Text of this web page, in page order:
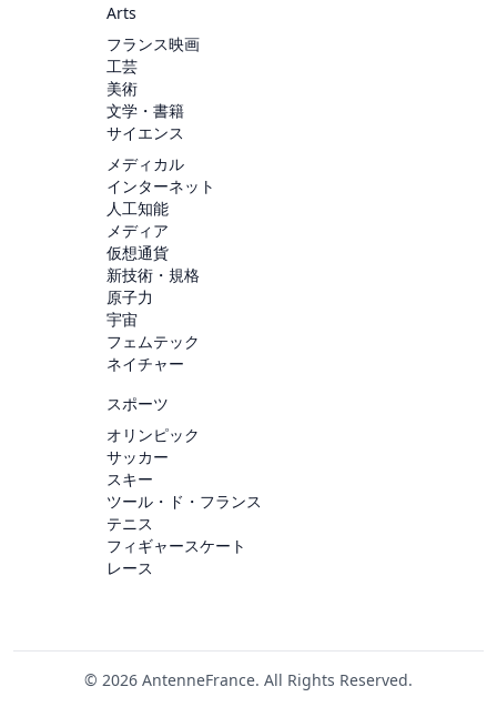
Arts
フランス映画
工芸
美術
文学・書籍
サイエンス
メディカル
インターネット
人工知能
メディア
仮想通貨
新技術・規格
原子力
宇宙
フェムテック
ネイチャー
スポーツ
オリンピック
サッカー
スキー
ツール・ド・フランス
テニス
フィギャースケート
レース
© 2026 AntenneFrance. All Rights Reserved.